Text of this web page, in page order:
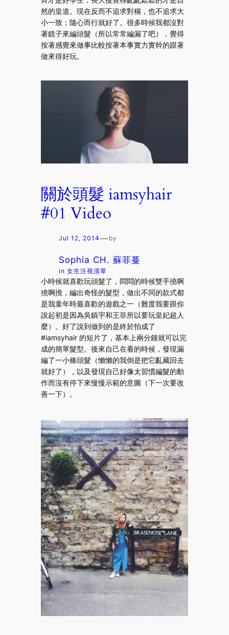
然的皇道。現在反而不追求對稱，也不追求大
小一致；隨心而行就好了。很多時候我都沒對
著鏡子來編頭髮（所以常常編漏了吧），覺得
按著感覺來做事比較按著本事實力實幹的跟著
做來得好玩。
關於頭髮 iamsyhair
#01 Video
Jul 12, 2014—by
Sophia CH. 蘇菲蔓
in女生注視清單
小時候就喜歡玩頭髮了，悶悶的時候雙手撓啊
撓啊撓，編出奇怪的髮型，做出不同的款式都
是我童年時最喜歡的遊戲之一（難度我要跟你
說起初是因為吳鎮宇和王菲所以要玩皇妃超人
麼）。好了說到做到的是終於拍成了
#iamsyhair 的短片了，基本上兩分鐘就可以完
成的簡單髮型。後來自己在看的時候，發現漏
編了一小條頭髮（懶懶的我倒是把它亂藏回去
就好了），以及發現自己好像太習慣編髮的動
作而沒有停下來慢慢示範的意圖（下一次要改
善一下）。